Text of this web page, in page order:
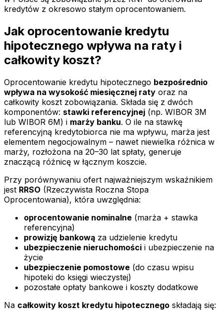
kredytów z okresowo stałym oprocentowaniem.
Jak oprocentowanie kredytu
hipotecznego wpływa na raty i
całkowity koszt?
Oprocentowanie kredytu hipotecznego bezpośrednio
wpływa na wysokość miesięcznej raty oraz na
całkowity koszt zobowiązania. Składa się z dwóch
komponentów: stawki referencyjnej (np. WIBOR 3M
lub WIBOR 6M) i marży banku. O ile na stawkę
referencyjną kredytobiorca nie ma wpływu, marża jest
elementem negocjowalnym – nawet niewielka różnica w
marży, rozłożona na 20–30 lat spłaty, generuje
znaczącą różnicę w łącznym koszcie.
Przy porównywaniu ofert najważniejszym wskaźnikiem
jest RRSO (Rzeczywista Roczna Stopa
Oprocentowania), która uwzględnia:
oprocentowanie nominalne (marża + stawka
referencyjna)
prowizję bankową za udzielenie kredytu
ubezpieczenie nieruchomości i ubezpieczenie na
życie
ubezpieczenie pomostowe (do czasu wpisu
hipoteki do księgi wieczystej)
pozostałe opłaty bankowe i koszty dodatkowe
Na całkowity koszt kredytu hipotecznego składają się: